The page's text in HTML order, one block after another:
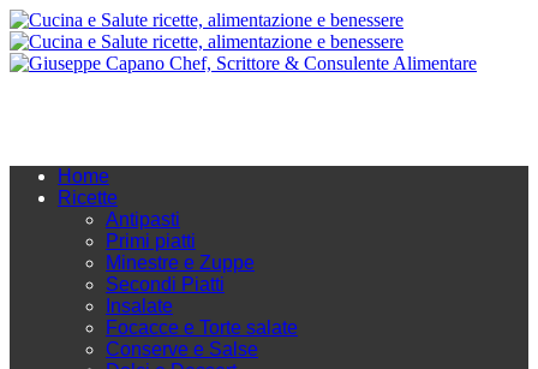
Home
Ricette
Antipasti
Primi piatti
Minestre e Zuppe
Secondi Piatti
Insalate
Focacce e Torte salate
Conserve e Salse